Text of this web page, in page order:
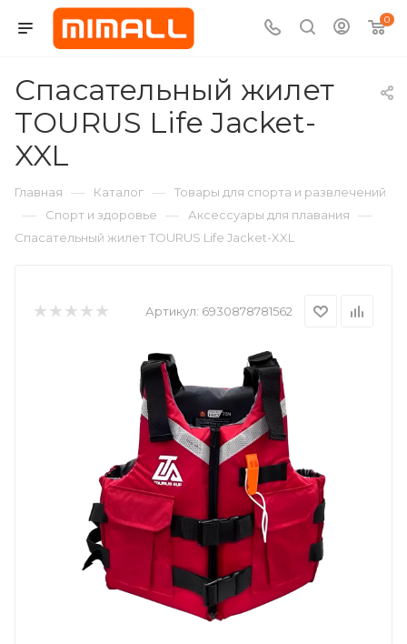
0
Спасательный жилет
TOURUS Life Jacket-
XXL
Главная — Каталог — Товары для спорта и развлечений
— Спорт и здоровье — Аксессуары для плавания —
Спасательный жилет TOURUS Life Jacket-XXL
Артикул: 6930878781562